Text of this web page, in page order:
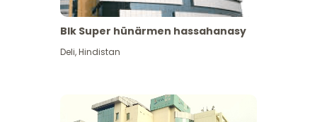
Blk Super hünärmen hassahanasy
Deli,Hindistan